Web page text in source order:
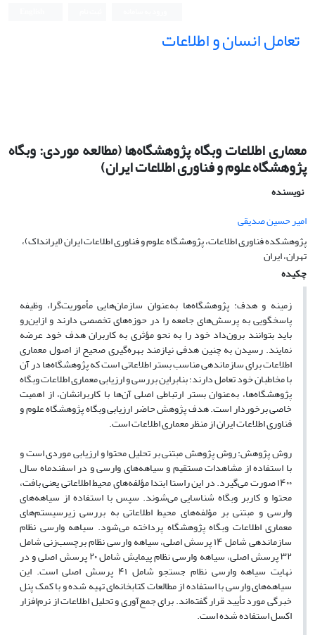
تعامل انسان و اطلاعات
معماری اطلاعات وبگاه پژوهشگاه‌ها (مطالعه موردی: وبگاه
پژوهشگاه علوم و فناوری اطلاعات ایران)
نویسنده
امیر حسین صدیقی
پژوهشکده فناوری اطلاعات، پژوهشگاه علوم و فناوری اطلاعات ایران (ایرانداک)،
تهران، ایران
چکیده
زمینه و هدف:پژوهشگاه‌ها به‌عنوان سازمان‌هایی مأموریت‌گرا، وظیفه
پاسخگویی به پرسش‌های جامعه را در حوزه‌های تخصصی دارند و ازاین‌رو
باید بتوانند برون‌داد خود را به نحو مؤثری به کاربران هدف خود عرضه
نمایند. رسیدن به چنین هدفی نیازمند بهره‌گیری صحیح از اصول معماری
اطلاعات برای سازماندهی مناسب بستر اطلاعاتی است که پژوهشگاه‌ها در آن
با مخاطبان خود تعامل دارند؛ بنابراین بررسی و ارزیابی معماری اطلاعات وبگاه
پژوهشگاه‌ها، به‌عنوان بستر ارتباطی اصلی آن‌ها با کاربرانشان، از اهمیت
خاصی برخوردار است. هدف پژوهش حاضر ارزیابی وبگاه پژوهشگاه علوم و
فناوری اطلاعات ایران از منظر معماری اطلاعات است.
روش پژوهش: روش پژوهش مبتنی بر تحلیل محتوا و ارزیابی موردی است و
با استفاده از مشاهدات مستقیم و سیاهه‌های وارسی و در اسفندماه سال
۱۴۰۰صورت می‌گیرد. در این راستا ابتدا مؤلفه‌های محیط اطلاعاتی یعنی بافت،
محتوا و کاربر وبگاه شناسایی می‌شوند. سپس با استفاده از سیاهه‌های
وارسی و مبتنی بر مؤلفه‌های محیط اطلاعاتی به بررسی زیرسیستم‌های
معماری اطلاعات وبگاه پژوهشگاه پرداخته می‌شود. سیاهه وارسی نظام
سازماندهی شامل۱۴پرسش اصلی، سیاهه وارسی نظام برچسب‌زنی شامل
۳۲پرسش اصلی، سیاهه وارسی نظام پیمایش شامل۲۰پرسش اصلی و در
نهایت سیاهه وارسی نظام جستجو شامل ۴۱ پرسش اصلی است. این
سیاهه‌های وارسی با استفاده از مطالعات کتابخانه‌ای تهیه شده و با کمک پنل
خبرگی مورد تأیید قرار گفته‌اند. برای جمع‌آوری و تحلیل اطلاعات از نرم‌افزار
اکسل استفاده شده است.